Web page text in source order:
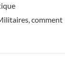
comment